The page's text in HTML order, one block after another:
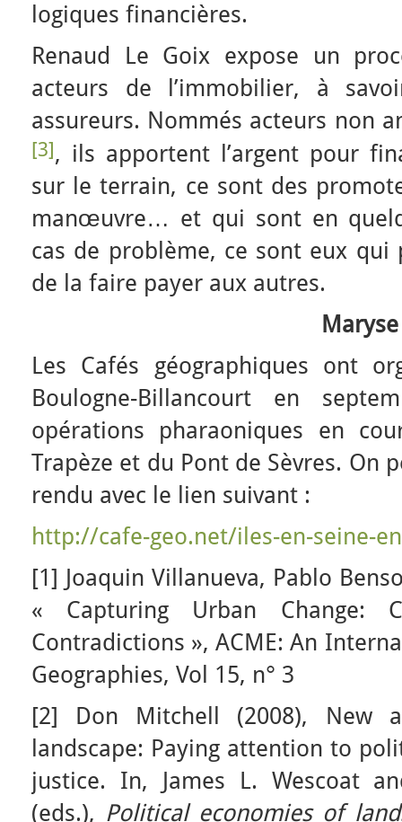
logiques financières.
Renaud Le Goix expose un
acteurs de l’immobilier, à
assureurs. Nommés acteurs non
[3], ils apportent l’argent pour
sur le terrain, ce sont des
manœuvre… et qui sont en
cas de problème, ce sont eux
de la faire payer aux autres.
Les Cafés géographiques ont
Boulogne-Billancourt en
opérations pharaoniques en
Trapèze et du Pont de Sèvres. On
rendu avec le lien suivant :
http://cafe-geo.net/iles-en-seine-
[1] Joaquin Villanueva, Pablo
« Capturing Urban Change:
Contradictions », ACME: An
Geographies, Vol 15, n° 3
[2] Don Mitchell (2008), New
landscape: Paying attention to
justice. In, James L. Wescoat
(eds.), Political economies of